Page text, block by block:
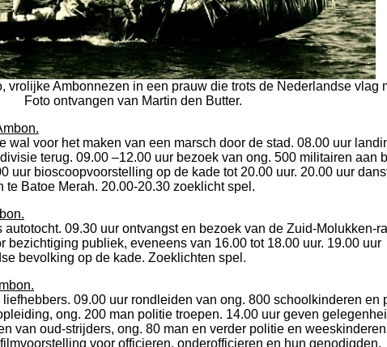
vrolijke Ambonnezen in een prauw die trots de Nederlandse vlag
Foto ontvangen van Martin den Butter.
wal voor het maken van een marsch door de stad. 08.00 uur
terug. 09.00 –12.00 uur bezoek van ong. 500 militairen aan
uur bioscoopvoorstelling op de kade tot 20.00 uur. 20.00 uur
Batoe Merah. 20.00-20.30 zoeklicht spel.
09.30 uur ontvangst en bezoek van de Zuid-Molukken-
bezichtiging publiek, eveneens van 16.00 tot 18.00 uur. 19.00 uur
bevolking op de kade. Zoeklichten spel.
09.00 uur rondleiden van ong. 800 schoolkinderen en
ong. 200 man politie troepen. 14.00 uur geven
van oud-strijders, ong. 80 man en verder politie en
voor officieren, onderofficieren en hun genodigden.